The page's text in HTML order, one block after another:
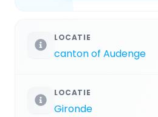
LOCATIE
canton of Audenge
LOCATIE
Gironde